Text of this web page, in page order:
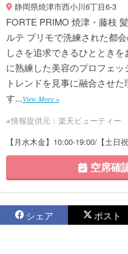
静岡県焼津市西小川6丁目6-3
FORTE PRIMO 焼津・藤枝
ルテ プリモで洗練された都
しさを追求できるひととき
に熟練した美容のプロフェ
トレンドを見事に融合させ
す...View More »
※情報提供元：楽天ビューティー
【月水木金】10:00-19:00/【土日
空席確
シェア ポスト